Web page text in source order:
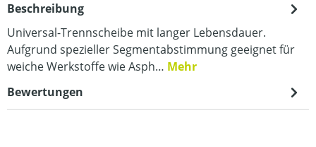
Beschreibung
Universal-Trennscheibe mit langer Lebensdauer.
Aufgrund spezieller Segmentabstimmung geeignet für
weiche Werkstoffe wie Asph… Mehr
Bewertungen